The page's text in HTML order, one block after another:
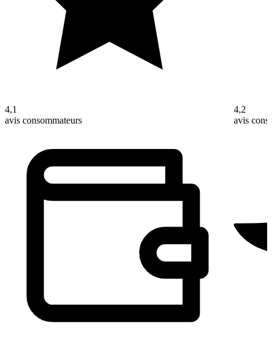
4,1
avis consommateurs
4,2
avis